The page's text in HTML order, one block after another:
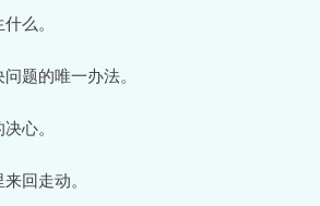
么。
题的唯一办法。
心。
回走动。